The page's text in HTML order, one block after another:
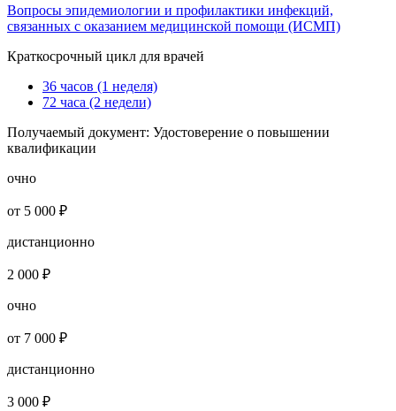
Вопросы эпидемиологии и профилактики инфекций,
связанных с оказанием медицинской помощи (ИСМП)
Краткосрочный цикл для врачей
36 часов (1 неделя)
72 часа (2 недели)
Получаемый документ: Удостоверение о повышении
квалификации
очно
от 5 000 ₽
дистанционно
2 000 ₽
очно
от 7 000 ₽
дистанционно
3 000 ₽